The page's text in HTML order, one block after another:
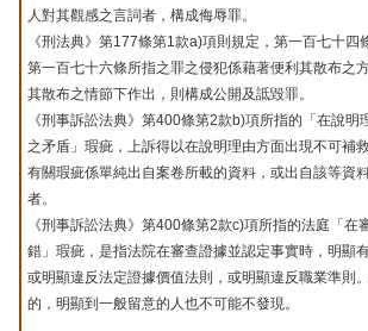
人對其觀感之言詞者，構成侮辱罪。
《刑法典》第177條第1款a)項則規定，第一百七十四
第一百七十六條所指之罪之侵犯係藉著便利其散布之
其散布之情節下作出，則構成公開及詆毀罪。
《刑事訴訟法典》第400條第2款b)項所指的「在說明
之矛盾」瑕疵，上訴得以在說明理由方面出現不可補
有關瑕疵係單純出自案卷所載的資料，或出自該等資
者。
《刑事訴訟法典》第400條第2款c)項所指的法庭「在
錯」瑕疵，是指法院在審查證據並認定事實時，明顯
或明顯違反法定證據價值法則，或明顯違反職業準則
的，明顯到一般留意的人也不可能不發現。